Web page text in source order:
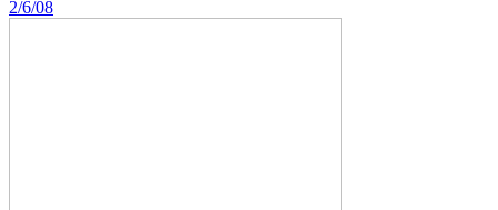
2/6/08